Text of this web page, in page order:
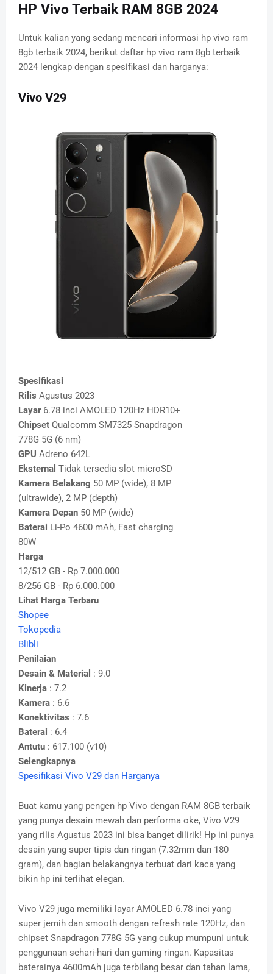
HP Vivo Terbaik RAM 8GB 2024
Untuk kalian yang sedang mencari informasi hp vivo ram
8gb terbaik 2024, berikut daftar hp vivo ram 8gb terbaik
2024 lengkap dengan spesifikasi dan harganya:
Vivo V29
Spesifikasi
Rilis Agustus 2023
Layar6.78 inci AMOLED 120Hz HDR10+
Chipset Qualcomm SM7325 Snapdragon
778G 5G (6 nm)
GPU Adreno 642L
Eksternal Tidak tersedia slot microSD
Kamera Belakang 50 MP (wide), 8 MP
(ultrawide), 2 MP (depth)
Kamera Depan 50 MP (wide)
Baterai Li-Po 4600 mAh, Fast charging
80W
Harga
12/512 GB - Rp 7.000.000
8/256 GB - Rp 6.000.000
Lihat Harga Terbaru
Shopee
Tokopedia
Blibli
Penilaian
Desain & Material : 9.0
Kinerja : 7.2
Kamera : 6.6
Konektivitas : 7.6
Baterai : 6.4
Antutu : 617.100 (v10)
Selengkapnya
Spesifikasi Vivo V29 dan Harganya
Buat kamu yang pengen hp Vivo dengan RAM 8GB terbaik
yang punya desain mewah dan performa oke, Vivo V29
yang rilis Agustus 2023 ini bisa banget dilirik! Hp ini punya
desain yang super tipis dan ringan (7.32mm dan 180
gram), dan bagian belakangnya terbuat dari kaca yang
bikin hp ini terlihat elegan.
Vivo V29 juga memiliki layar AMOLED 6.78 inci yang
super jernih dan smooth dengan refresh rate 120Hz, dan
chipset Snapdragon 778G 5G yang cukup mumpuni untuk
penggunaan sehari-hari dan gaming ringan. Kapasitas
baterainya 4600mAh juga terbilang besar dan tahan lama,